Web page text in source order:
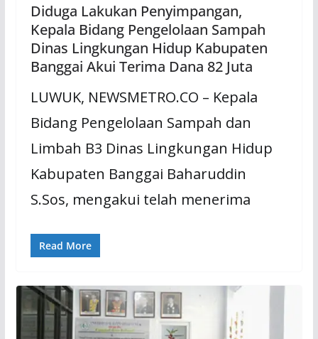
Diduga Lakukan Penyimpangan,
Kepala Bidang Pengelolaan Sampah
Dinas Lingkungan Hidup Kabupaten
Banggai Akui Terima Dana 82 Juta
LUWUK, NEWSMETRO.CO – Kepala
Bidang Pengelolaan Sampah dan
Limbah B3 Dinas Lingkungan Hidup
Kabupaten Banggai Baharuddin
S.Sos, mengakui telah menerima
Read More